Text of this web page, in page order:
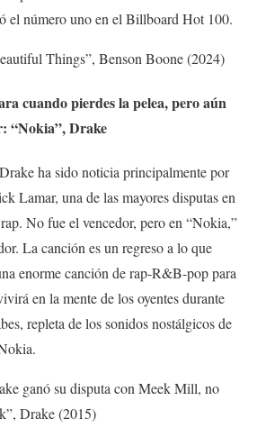
el número uno en el Billboard Hot 100.
Things”, Benson Boone (2024)
cuando pierdes la pelea, pero aún
“Nokia”, Drake
ha sido noticia principalmente por
Lamar, una de las mayores disputas en
No fue el vencedor, pero en “Nokia,”
La canción es un regreso a lo que
enorme canción de rap-R&B-pop para
en la mente de los oyentes durante
repleta de los sonidos nostálgicos de
ganó su disputa con Meek Mill, no
Drake (2015)